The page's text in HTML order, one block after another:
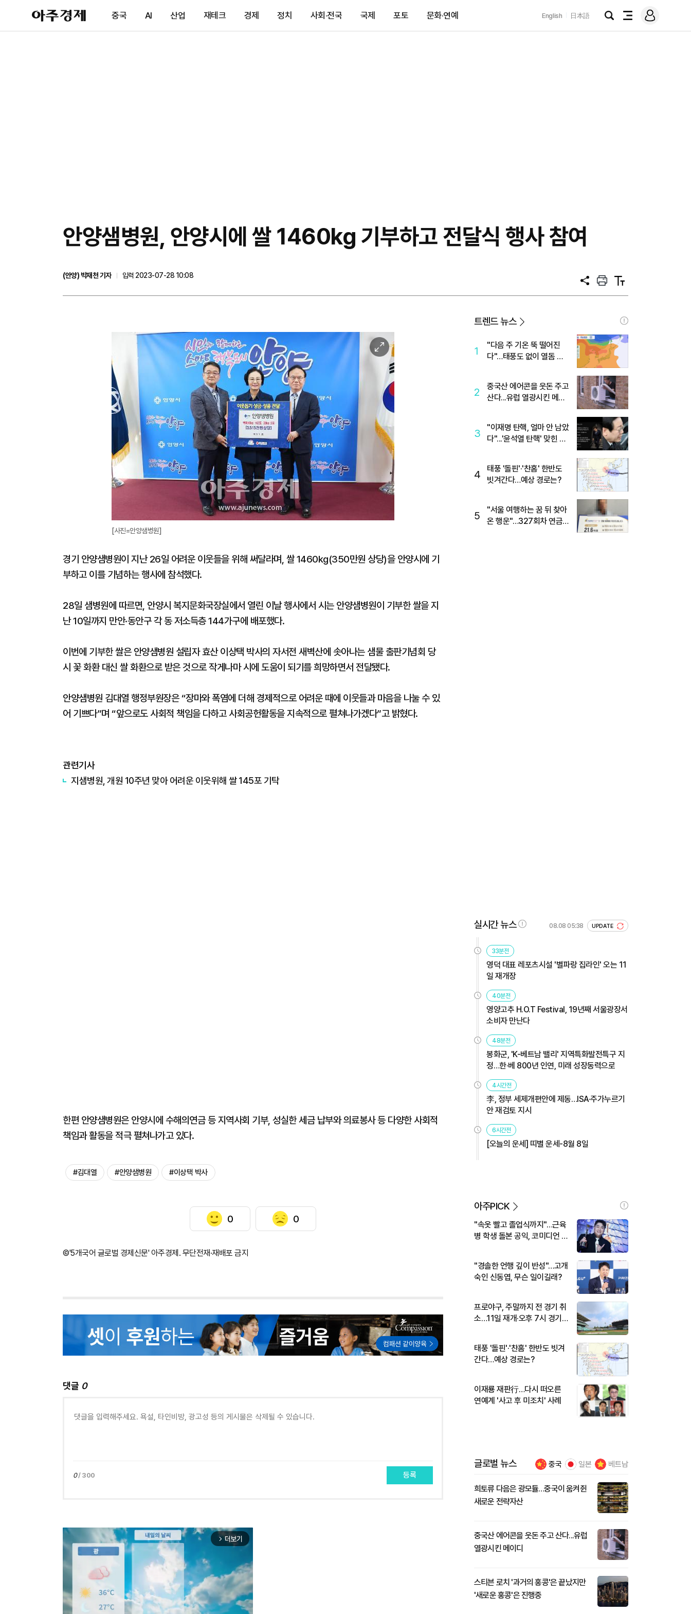
아
주
제
중국 AI 산업 재테크 경제 정치 사회·전국 국제 포토 문화·연예 English 日本語
검
전
메
그
안양샘병원, 안양시에 쌀 1460kg 기부하고 전달식 행사 참여
(안양) 박재천 기자
입력 2023-07-28 10:08
공
프
트
텍
트
이
미
[사진=안양샘병원]
경기 안양샘병원이 지난 26일 어려운 이웃들을 위해 써달라며, 쌀 1460kg(350만원 상당)을 안양시에 기
부하고 이를 기념하는 행사에 참석했다.
28일 샘병원에 따르면, 안양시 복지문화국장실에서 열린 이날 행사에서 시는 안양샘병원이 기부한 쌀을 지
난 10일까지 만안·동안구 각 동 저소득층 144가구에 배포했다.
이번에 기부한 쌀은 안양샘병원 설립자 효산 이상택 박사의 자서전 새벽산에 솟아나는 샘물 출판기념회 당
시 꽃 화환 대신 쌀 화환으로 받은 것으로 작게나마 시에 도움이 되기를 희망하면서 전달됐다.
안양샘병원 김대열 행정부원장은 “장마와 폭염에 더해 경제적으로 어려운 때에 이웃들과 마음을 나눌 수 있
어 기쁘다”며 “앞으로도 사회적 책임을 다하고 사회공헌활동을 지속적으로 펼쳐나가겠다”고 밝혔다.
관련기사
지샘병원, 개원 10주년 맞아 어려운 이웃위해 쌀 145포 기탁
한편 안양샘병원은 안양시에 수해의연금 등 지역사회 기부, 성실한 세금 납부와 의료봉사 등 다양한 사회적
책임과 활동을 적극 펼쳐나가고 있다.
#김대열 #안양샘병원 #이상택 박사
0 0
©'5개국어 글로벌 경제신문' 아주경제. 무단전재·재배포 금지
댓글 0
0/ 300 등록
arrow_forward_ios 더보기
트렌드 뉴스
1
"다음 주 기온 뚝 떨어진
다"…태풍도 없이 열돔 박
2
중국산 에어콘을 웃돈 주고
산다...유럽 열광시킨 메이
3
"이재명 탄핵, 얼마 안 남았
다"...'윤석열 탄핵' 맞힌 무
4
태풍 '돌핀'·'찬홈' 한반도
빗겨간다…예상 경로는?
5
"서울 여행하는 꿈 뒤 찾아
온 행운"…327회차 연금
실시간 뉴스 08.08 05:38 UPDATE
33분전
영덕 대표 레포츠시설 '별파랑 집라인' 오는 11
일 재개장
40분전
영양고추 H.O.T Festival, 19년째 서울광장서
소비자 만난다
48분전
봉화군, 'K-베트남 밸리' 지역특화발전특구 지
정…한·베 800년 인연, 미래 성장동력으로
4시간전
李, 정부 세제개편안에 제동…ISA·주가누르기
안 재검토 지시
6시간전
[오늘의 운세] 띠별 운세-8월 8일
아주PICK
"속옷 빨고 졸업식까지"…근육
병 학생 돌본 공익, 코미디언 김
"경솔한 언행 깊이 반성"…고개
숙인 신동엽, 무슨 일이길래?
프로야구, 주말까지 전 경기 취
소…11일 재개·오후 7시 경기
태풍 '돌핀'·'찬홈' 한반도 빗겨
간다…예상 경로는?
이재룡 재판行…다시 떠오른
연예계 '사고 후 미조치' 사례
글로벌 뉴스 중국 일본 베트남
희토류 다음은 광모듈…중국이 움켜쥔
새로운 전략자산
중국산 에어콘을 웃돈 주고 산다...유럽
열광시킨 메이디
스티븐 로치 '과거의 홍콩'은 끝났지만
'새로운 홍콩'은 진행중